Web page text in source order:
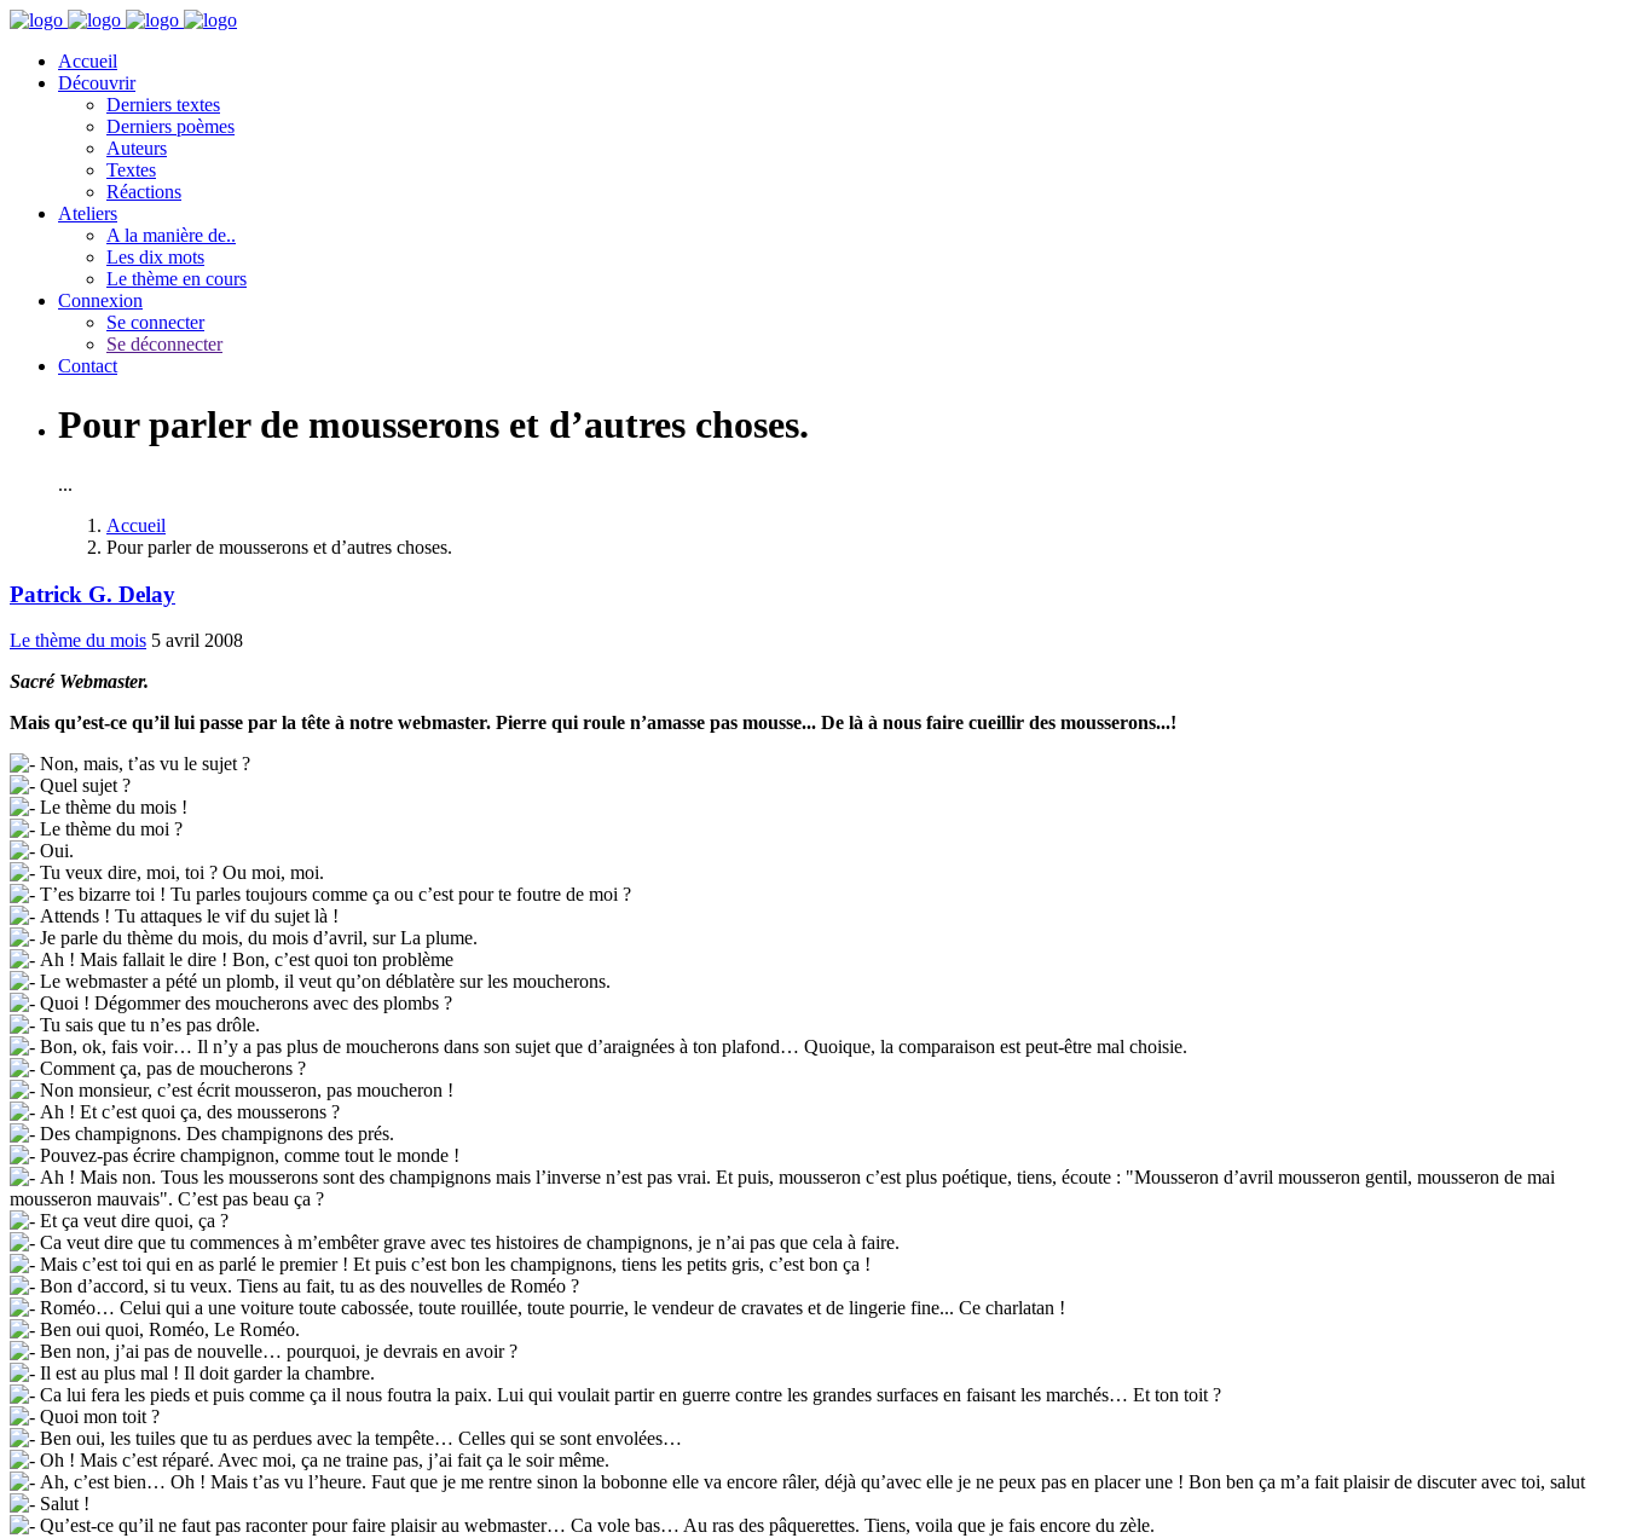
Accueil
Découvrir
Derniers textes
Derniers poèmes
Auteurs
Textes
Réactions
Ateliers
A la manière de..
Les dix mots
Le thème en cours
Connexion
Se connecter
Se déconnecter
Contact
Pour parler de mousserons et d’autres choses.
...
Accueil
Pour parler de mousserons et d’autres choses.
Patrick G. Delay
Le thème du mois 5 avril 2008
Sacré Webmaster.
Mais qu’est-ce qu’il lui passe par la tête à notre webmaster. Pierre qui roule n’amasse pas mousse... De là à nous faire cueillir des mousserons...!
Non, mais, t’as vu le sujet ?
Quel sujet ?
Le thème du mois !
Le thème du moi ?
Oui.
Tu veux dire, moi, toi ? Ou moi, moi.
T’es bizarre toi ! Tu parles toujours comme ça ou c’est pour te foutre de moi ?
Attends ! Tu attaques le vif du sujet là !
Je parle du thème du mois, du mois d’avril, sur La plume.
Ah ! Mais fallait le dire ! Bon, c’est quoi ton problème
Le webmaster a pété un plomb, il veut qu’on déblatère sur les moucherons.
Quoi ! Dégommer des moucherons avec des plombs ?
Tu sais que tu n’es pas drôle.
Bon, ok, fais voir… Il n’y a pas plus de moucherons dans son sujet que d’araignées à ton plafond… Quoique, la comparaison est peut-être mal choisie.
Comment ça, pas de moucherons ?
Non monsieur, c’est écrit mousseron, pas moucheron !
Ah ! Et c’est quoi ça, des mousserons ?
Des champignons. Des champignons des prés.
Pouvez-pas écrire champignon, comme tout le monde !
Ah ! Mais non. Tous les mousserons sont des champignons mais l’inverse n’est pas vrai. Et puis, mousseron c’est plus poétique, tiens, écoute : "Mousseron d’avril mousseron gentil, mousseron de mai
mousseron mauvais". C’est pas beau ça ?
Et ça veut dire quoi, ça ?
Ca veut dire que tu commences à m’embêter grave avec tes histoires de champignons, je n’ai pas que cela à faire.
Mais c’est toi qui en as parlé le premier ! Et puis c’est bon les champignons, tiens les petits gris, c’est bon ça !
Bon d’accord, si tu veux. Tiens au fait, tu as des nouvelles de Roméo ?
Roméo… Celui qui a une voiture toute cabossée, toute rouillée, toute pourrie, le vendeur de cravates et de lingerie fine... Ce charlatan !
Ben oui quoi, Roméo, Le Roméo.
Ben non, j’ai pas de nouvelle… pourquoi, je devrais en avoir ?
Il est au plus mal ! Il doit garder la chambre.
Ca lui fera les pieds et puis comme ça il nous foutra la paix. Lui qui voulait partir en guerre contre les grandes surfaces en faisant les marchés… Et ton toit ?
Quoi mon toit ?
Ben oui, les tuiles que tu as perdues avec la tempête… Celles qui se sont envolées…
Oh ! Mais c’est réparé. Avec moi, ça ne traine pas, j’ai fait ça le soir même.
Ah, c’est bien… Oh ! Mais t’as vu l’heure. Faut que je me rentre sinon la bobonne elle va encore râler, déjà qu’avec elle je ne peux pas en placer une ! Bon ben ça m’a fait plaisir de discuter avec toi, salut
Salut !
Qu’est-ce qu’il ne faut pas raconter pour faire plaisir au webmaster… Ca vole bas… Au ras des pâquerettes. Tiens, voila que je fais encore du zèle.